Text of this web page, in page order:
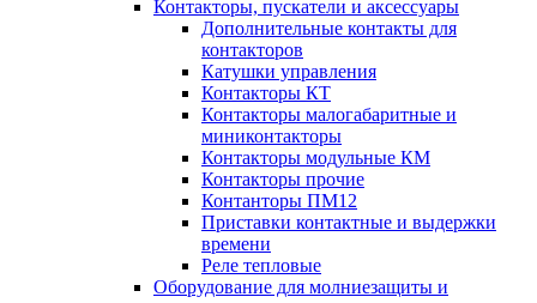
Контакторы, пускатели и аксессуары
Дополнительные контакты для
контакторов
Катушки управления
Контакторы КТ
Контакторы малогабаритные и
миниконтакторы
Контакторы модульные КМ
Контакторы прочие
Контанторы ПМ12
Приставки контактные и выдержки
времени
Реле тепловые
Оборудование для молниезащиты и